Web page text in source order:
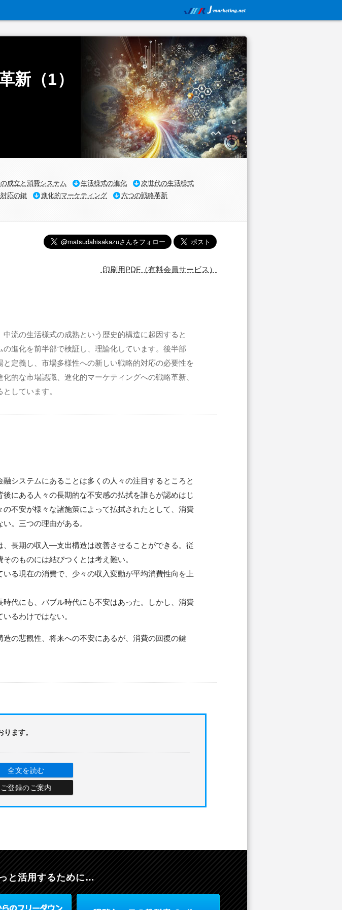
新（1）
成立と消費システム 生活様式の進化
次世代の生活様式
応の鍵 進化的マーケティング
六つの戦略革新
印刷用PDF（有料会員サービス）
流の生活様式の成熟という歴史的構造に起因すると
進化を前半部で検証し、理論化しています。後半部
定義し、市場多様性への新しい戦略的対応の必要性を
的な市場認識、進化的マーケティングへの戦略革新、
しています。
システムにあることは多くの人々の注目するところと
にある人々の長期的な不安感の払拭を誰もが認めはじ
不安が様々な諸施策によって払拭されたとして、消費
。三つの理由がある。
長期の収入―支出構造は改善させることができる。従
のものには結びつくとは考え難い。
る現在の消費で、少々の収入変動が平均消費性向を上
代にも、バブル時代にも不安はあった。しかし、消費
るわけではない。
の悲観性、将来への不安にあるが、消費の回復の鍵
ます。
全文を読む
ご登録のご案内
と活用するために…